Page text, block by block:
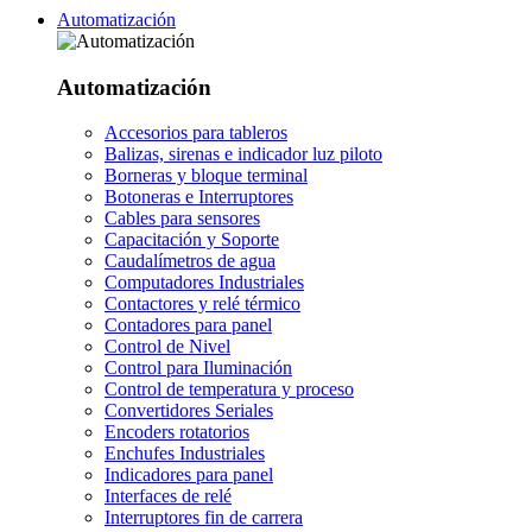
Automatización
Automatización
Accesorios para tableros
Balizas, sirenas e indicador luz piloto
Borneras y bloque terminal
Botoneras e Interruptores
Cables para sensores
Capacitación y Soporte
Caudalímetros de agua
Computadores Industriales
Contactores y relé térmico
Contadores para panel
Control de Nivel
Control para Iluminación
Control de temperatura y proceso
Convertidores Seriales
Encoders rotatorios
Enchufes Industriales
Indicadores para panel
Interfaces de relé
Interruptores fin de carrera